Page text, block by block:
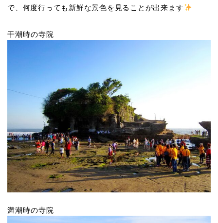
で、何度行っても新鮮な景色を見ることが出来ます
干潮時の寺院
満潮時の寺院